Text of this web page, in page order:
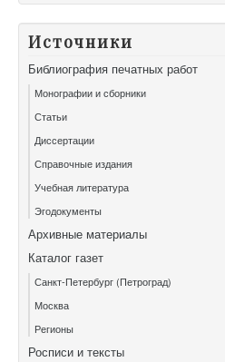
Источники
Библиография печатных работ
Монографии и сборники
Статьи
Диссертации
Справочные издания
Учебная литература
Эгодокументы
Архивные материалы
Каталог газет
Санкт-Петербург (Петроград)
Москва
Регионы
Росписи и тексты